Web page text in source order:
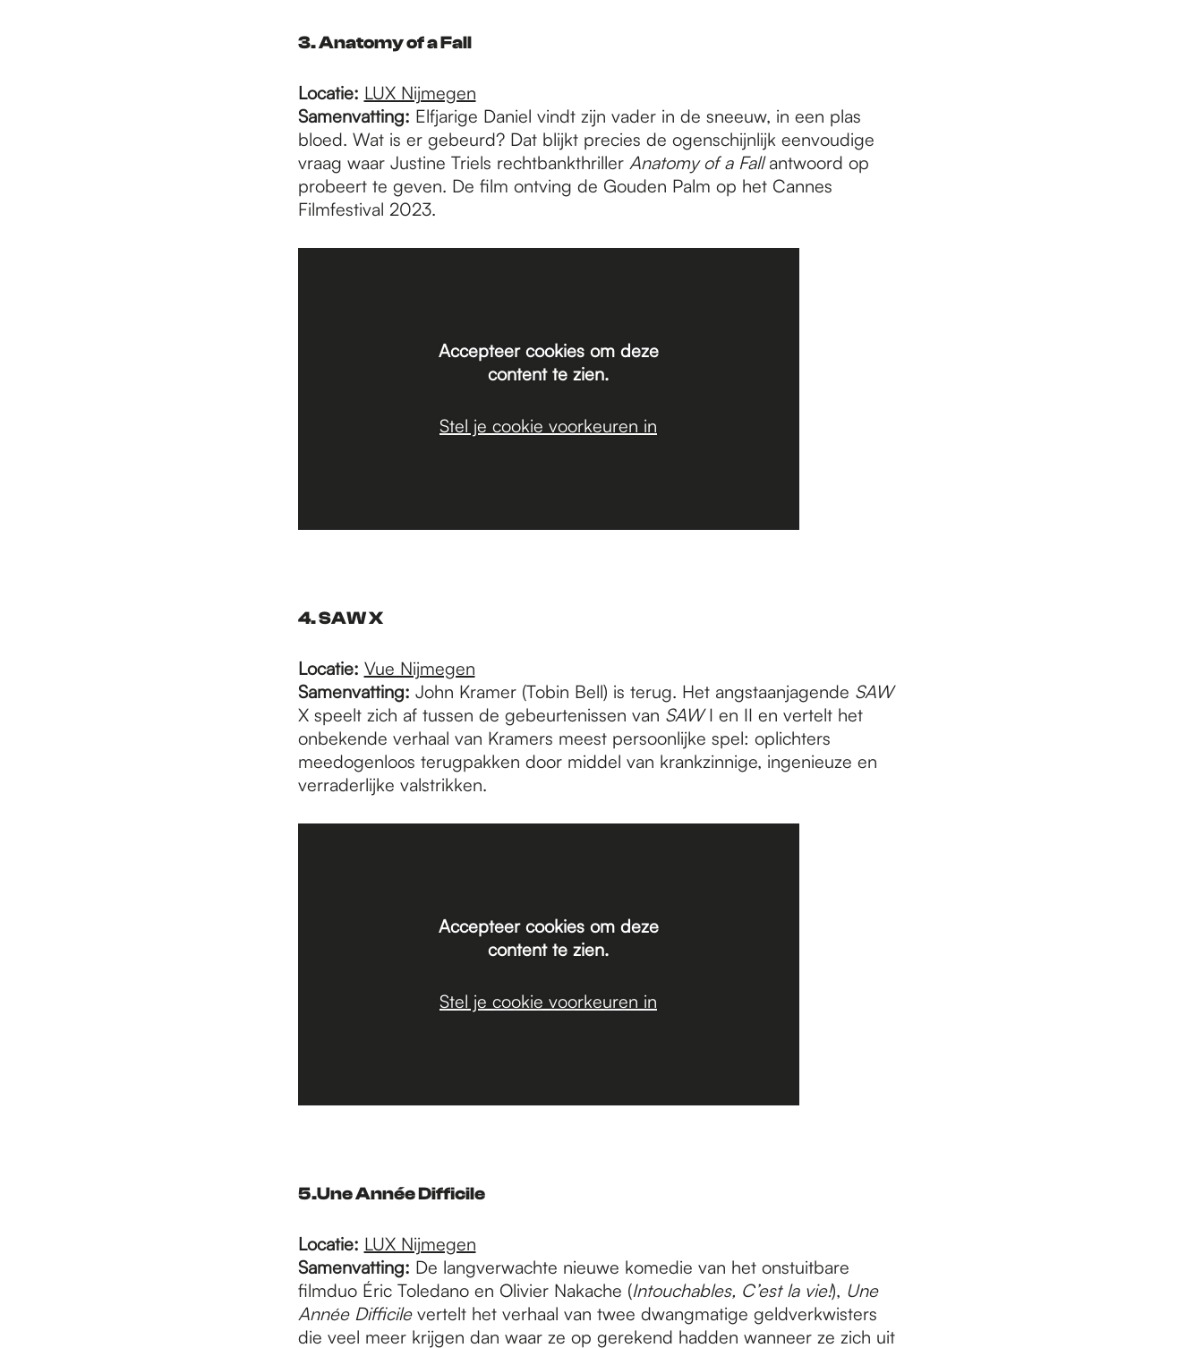
3. Anatomy of a Fall
Locatie: LUX Nijmegen
Samenvatting: Elfjarige Daniel vindt zijn vader in de sneeuw, in een plas
bloed. Wat is er gebeurd? Dat blijkt precies de ogenschijnlijk eenvoudige
vraag waar Justine Triels rechtbankthriller Anatomy of a Fallantwoord op
probeert te geven. De film ontving de Gouden Palm op het Cannes
Filmfestival 2023.
Accepteer cookies om deze
content te zien.
Stel je cookie voorkeuren in
4. SAW X
Locatie: Vue Nijmegen
Samenvatting: John Kramer (Tobin Bell) is terug. Het angstaanjagende SAW
X speelt zich af tussen de gebeurtenissen van SAWI en II en vertelt het
onbekende verhaal van Kramers meest persoonlijke spel: oplichters
meedogenloos terugpakken door middel van krankzinnige, ingenieuze en
verraderlijke valstrikken.
Accepteer cookies om deze
content te zien.
Stel je cookie voorkeuren in
5.Une Année Difficile
Locatie: LUX Nijmegen
Samenvatting: De langverwachte nieuwe komedie van het onstuitbare
filmduo Éric Toledano en Olivier Nakache (Intouchables, C’est la vie!), Une
Année Difficile vertelt het verhaal van twee dwangmatige geldverkwisters
die veel meer krijgen dan waar ze op gerekend hadden wanneer ze zich uit